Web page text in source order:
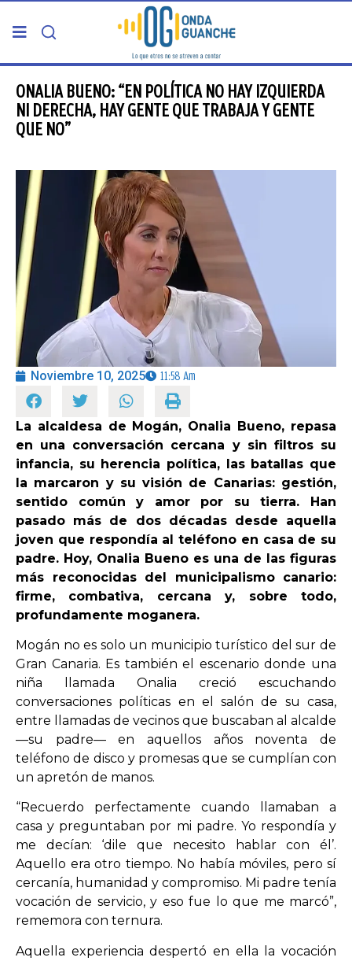
PORTADA
TELDE
GRAN CANARIA
CANARIAS
5ª COLUMNA
CARTAS DEL DIRECTOR
ENTREVISTAS
OPINIÓN
PROGRAMAS
ONALIA BUENO: “EN POLÍTICA NO HAY IZQUIERDA
NI DERECHA, HAY GENTE QUE TRABAJA Y GENTE
QUE NO”
Noviembre 10, 2025 11:58 Am
La alcaldesa de Mogán, Onalia Bueno, repasa
en una conversación cercana y sin filtros su
infancia, su herencia política, las batallas que
la marcaron y su visión de Canarias: gestión,
sentido común y amor por su tierra. Han
pasado más de dos décadas desde aquella
joven que respondía al teléfono en casa de su
padre. Hoy, Onalia Bueno es una de las figuras
más reconocidas del municipalismo canario:
firme, combativa, cercana y, sobre todo,
profundamente moganera.
Mogán no es solo un municipio turístico del sur de
Gran Canaria. Es también el escenario donde una
niña llamada Onalia creció escuchando
conversaciones políticas en el salón de su casa,
entre llamadas de vecinos que buscaban al alcalde
—su padre— en aquellos años noventa de
teléfono de disco y promesas que se cumplían con
un apretón de manos.
“Recuerdo perfectamente cuando llamaban a
casa y preguntaban por mi padre. Yo respondía y
me decían: ‘dile que necesito hablar con él’.
Aquello era otro tiempo. No había móviles, pero sí
cercanía, humanidad y compromiso. Mi padre tenía
vocación de servicio, y eso fue lo que me marcó”,
rememora con ternura.
Aquella experiencia despertó en ella la vocación